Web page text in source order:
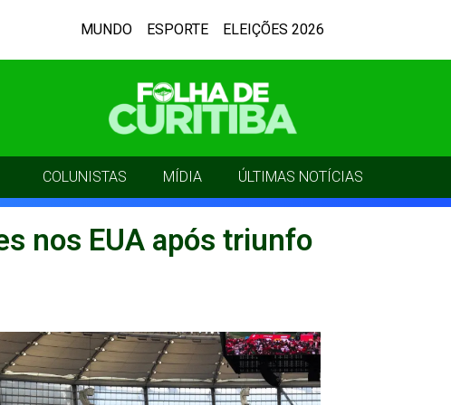
MUNDO ESPORTE ELEIÇÕES 2026
COLUNISTAS MÍDIA ÚLTIMAS NOTÍCIAS
nos EUA após triunfo